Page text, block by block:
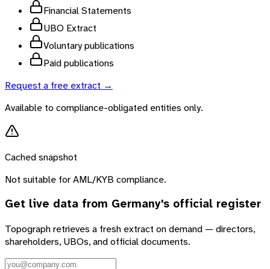
Financial Statements
UBO Extract
Voluntary publications
Paid publications
Request a free extract →
Available to compliance-obligated entities only.
Cached snapshot
Not suitable for AML/KYB compliance.
Get live data from Germany's official register
Topograph retrieves a fresh extract on demand — directors,
shareholders, UBOs, and official documents.